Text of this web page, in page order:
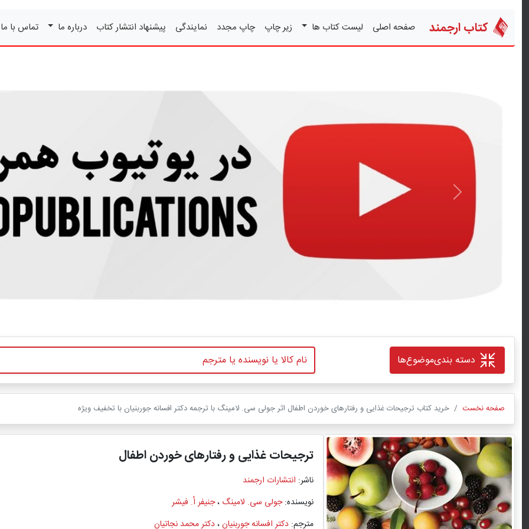
کتاب ارجمند صفحه اصلی لیست کتاب ها زیر چاپ چاپ مجدد نمایندگی پیشنهاد انتشار کتاب درباره ما تماس با
قبلی
دسته بندیموضوع‌ها
صفحه نخست خرید کتاب ترجیحات غذایی و رفتارهای خوردن اطفال اثر جولی سی. لامینگ با ترجمه دکتر افسانه جوربنیان با تخفیف ویژه
ترجیحات غذایی و رفتارهای خوردن اطفال
ناشر: انتشارات ارجمند
نویسنده:جولی سی. لامینگ ،جنیفر اُ. فیشر
مترجم: دکتر افسانه جوربنیان،دکتر محمد نجاتیان